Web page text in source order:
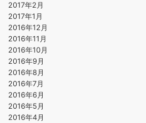
2017年2月
2017年1月
2016年12月
2016年11月
2016年10月
2016年9月
2016年8月
2016年7月
2016年6月
2016年5月
2016年4月